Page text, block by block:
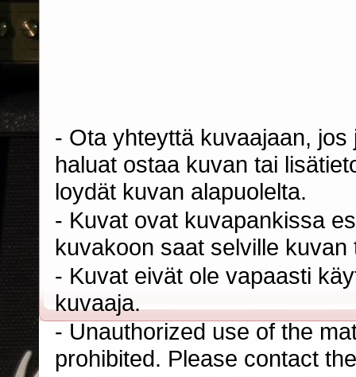
- Ota yhteyttä kuvaajaan,
haluat ostaa kuvan tai
loydät kuvan alapuolelta.
- Kuvat ovat kuvapankissa
kuvakoon saat selville
- Kuvat eivät ole vapaasti
kuvaaja.
- Unauthorized use of the
prohibited. Please contact